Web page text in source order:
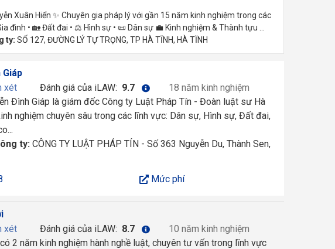
Xuân Hiển ✨ Chuyên gia pháp lý với gần 15 năm kinh nghiệm trong các
đình • 🏡 Đất đai • ⚖️ Hình sự • 📜 Dân sự 💼 Kinh nghiệm & Thành tựu ...
ty: SỐ 127, ĐƯỜNG LÝ TỰ TRỌNG, TP HÀ TĨNH, HÀ TĨNH
Giáp
xét
Đánh giá của iLAW: 9.7
18 năm kinh nghiệm
Đình Giáp là giám đốc Công ty Luật Pháp Tín - Đoàn luật sư Hà
nghiệm chuyên sâu trong các lĩnh vực: Dân sự, Hình sự, Đất đai,
ty: CÔNG TY LUẬT PHÁP TÍN - Số 363 Nguyễn Du, Thành Sen,
Mức phí
xét
Đánh giá của iLAW: 8.7
10 năm kinh nghiệm
2 năm kinh nghiệm hành nghề luật, chuyên tư vấn trong lĩnh vực